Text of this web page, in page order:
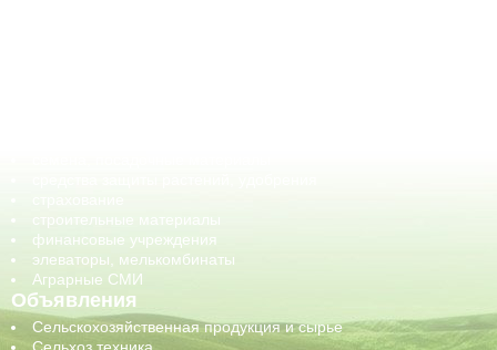
строительные материалы
финансовые учреждения
элеваторы, мелькомбинаты
Аграрные СМИ
Объявления
Сельскохозяйственная продукция и сырье
Сельхоз техника